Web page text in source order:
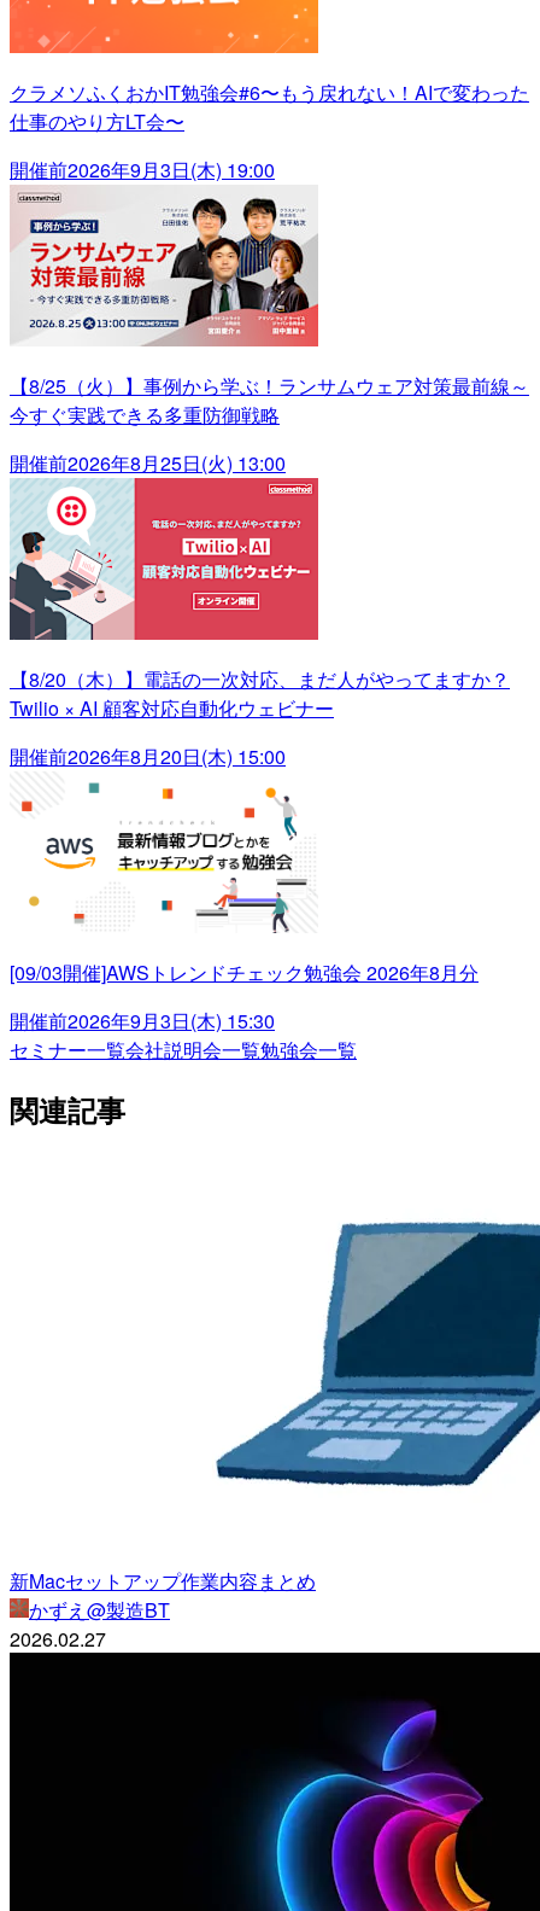
クラメソふくおかIT勉強会#6〜もう戻れない！AIで変わった
仕事のやり方LT会〜
開催前2026年9月3日(木) 19:00
【8/25（火）】事例から学ぶ！ランサムウェア対策最前線～
今すぐ実践できる多重防御戦略
開催前2026年8月25日(火) 13:00
【8/20（木）】電話の一次対応、まだ人がやってますか？
Twilio × AI 顧客対応自動化ウェビナー
開催前2026年8月20日(木) 15:00
[09/03開催]AWSトレンドチェック勉強会 2026年8月分
開催前2026年9月3日(木) 15:30
セミナー一覧会社説明会一覧勉強会一覧
関連記事
新Macセットアップ作業内容まとめ
かずえ@製造BT
2026.02.27